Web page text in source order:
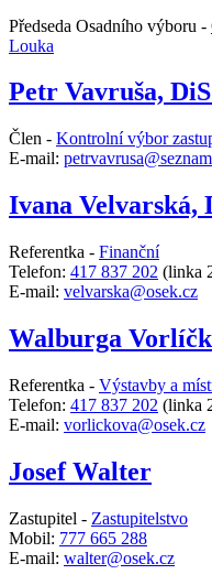
Předseda Osadního výboru -
Louka
Petr Vavruša,
Člen - Kontrolní výbor
E-mail:
Ivana Velvarská,
Referentka - Finanční
Telefon: 417 837 202 (linka
E-mail: velvarska@osek.cz
Walburga
Referentka - Výstavby a
Telefon: 417 837 202 (linka
E-mail: vorlickova@osek.cz
Josef Walter
Zastupitel - Zastupitelstvo
Mobil: 777 665 288
E-mail: walter@osek.cz